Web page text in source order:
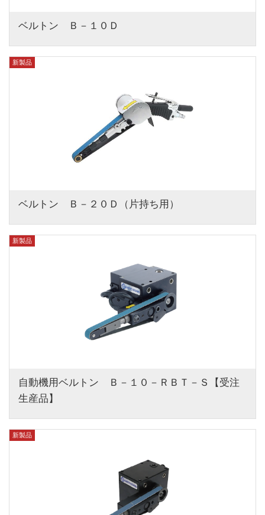
ベルトン　Ｂ－１０Ｄ
新製品
ベルトン　Ｂ－２０Ｄ（片持ち用）
新製品
自動機用ベルトン　Ｂ－１０－ＲＢＴ－Ｓ【受注
生産品】
新製品